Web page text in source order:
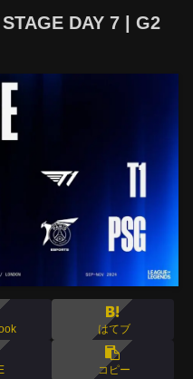
DAY 7 | G2
はてブ
コピー